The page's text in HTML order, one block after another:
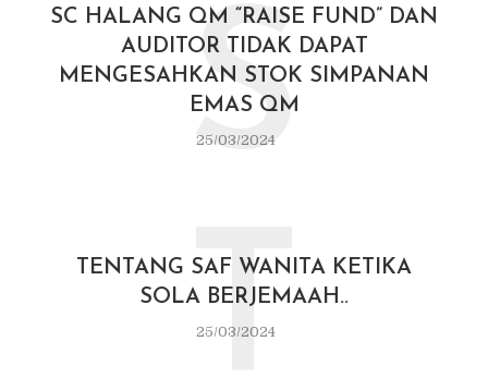
SC HALANG QM “RAISE FUND” DAN
AUDITOR TIDAK DAPAT
MENGESAHKAN STOK SIMPANAN
EMAS QM
25/03/2024
S
TENTANG SAF WANITA KETIKA
SOLA BERJEMAAH..
25/03/2024
T